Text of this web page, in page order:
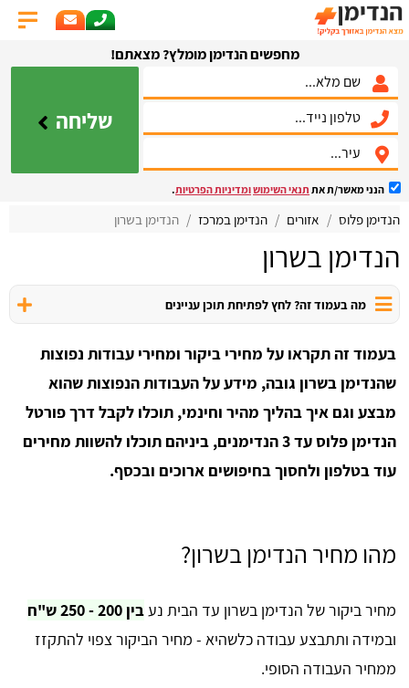
מחפשים הנדימן מומלץ? מצאתם!
שליחה
הנני מאשר/ת את תנאי השימושומדיניות הפרטיות.
הנדימן פלוס אזורים הנדימן במרכז הנדימן בשרון
הנדימן בשרון
מה בעמוד זה? לחץ לפתיחת תוכן עניינים
בעמוד זה תקראו על מחירי ביקור ומחירי עבודות נפוצות
שהנדימן בשרון גובה, מידע על העבודות הנפוצות שהוא
מבצע וגם איך בהליך מהיר וחינמי, תוכלו לקבל דרך פורטל
הנדימן פלוס עד 3 הנדימנים, ביניהם תוכלו להשוות מחירים
עוד בטלפון ולחסוך בחיפושים ארוכים ובכסף.
מהו מחיר הנדימן בשרון?
מחיר ביקור של הנדימן בשרון עד הבית נעבין 200 - 250 ש"ח
ובמידה ותתבצע עבודה כלשהיא - מחיר הביקור צפוי להתקזז
ממחיר העבודה הסופי.